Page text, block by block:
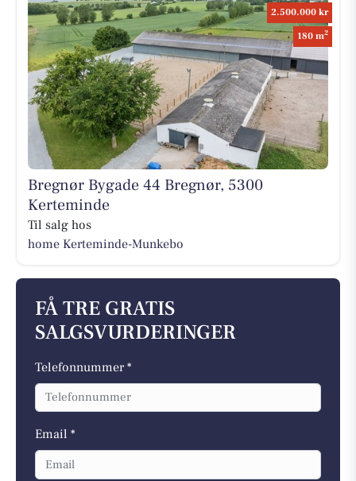
2.500.000 kr
180 m2
Bregnør Bygade 44 Bregnør, 5300
Kerteminde
Til salg hos
home Kerteminde-Munkebo
FÅ TRE GRATIS
SALGSVURDERINGER
Telefonnummer *
Email *